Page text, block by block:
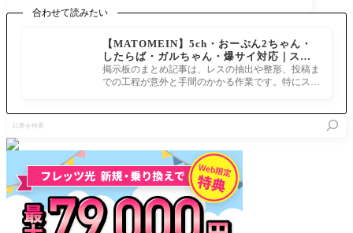
合わせて読みたい
【MATOMEIN】5ch・おーぷん2ちゃん・
したらば・ガルちゃん・爆サイ対応｜スマ
ホでまとめ記事を作れるアプリ FGOのまと
め記事ができるまで
掲示板のまとめ記事は、レスの抽出や整形、投稿ま
での工程が意外と手間のかかる作業です。特にスマ
を
検